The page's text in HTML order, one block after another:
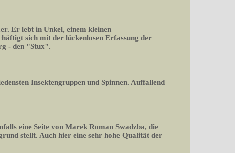
Er lebt in Unkel, einem kleinen
sich mit der lückenlosen Erfassung der
- den "Stux".
Insektengruppen und Spinnen. Auffallend
eine Seite von Marek Roman Swadzba, die
stellt. Auch hier eine sehr hohe Qualität der